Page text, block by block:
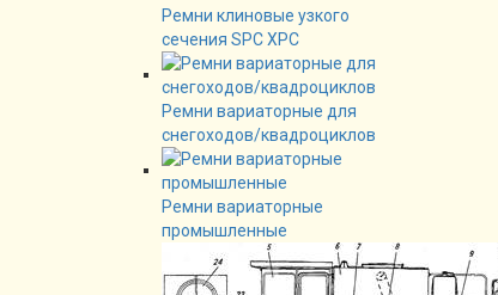
Ремни клиновые узкого
сечения SPC XPC
Ремни вариаторные для
снегоходов/квадроциклов
Ремни вариаторные
промышленные